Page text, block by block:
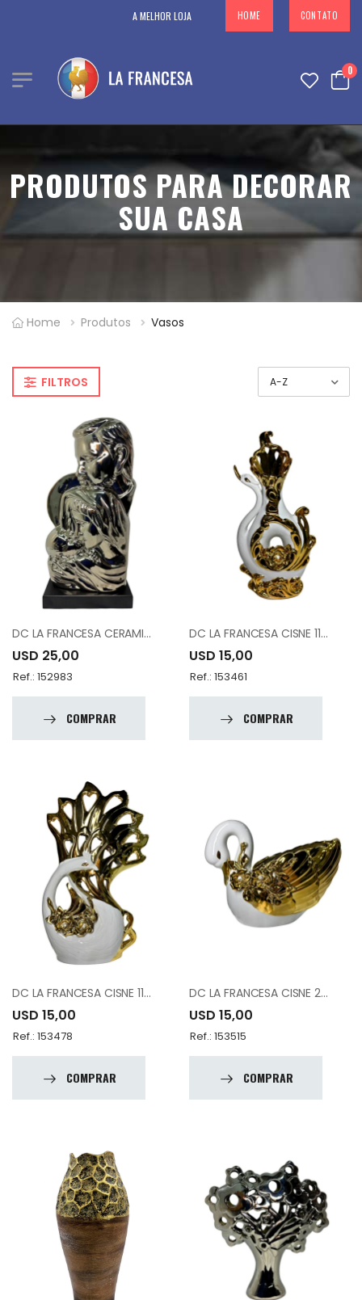
A MELHOR LOJA EM DECORAÇÕES PARA SUA CASA NO PARAGUAY
HOME CONTATO
0
PRODUTOS PARA DECORAR
SUA CASA
Home Produtos Vasos
FILTROS
DC LA FRANCESA CERAMIC S14115
USD 25,00
Ref.: 152983
COMPRAR
DC LA FRANCESA CISNE 1185-4
USD 15,00
Ref.: 153461
COMPRAR
DC LA FRANCESA CISNE 1186
USD 15,00
Ref.: 153478
COMPRAR
DC LA FRANCESA CISNE 204-3
USD 15,00
Ref.: 153515
COMPRAR